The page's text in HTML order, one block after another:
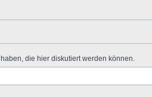
die hier diskutiert werden können.